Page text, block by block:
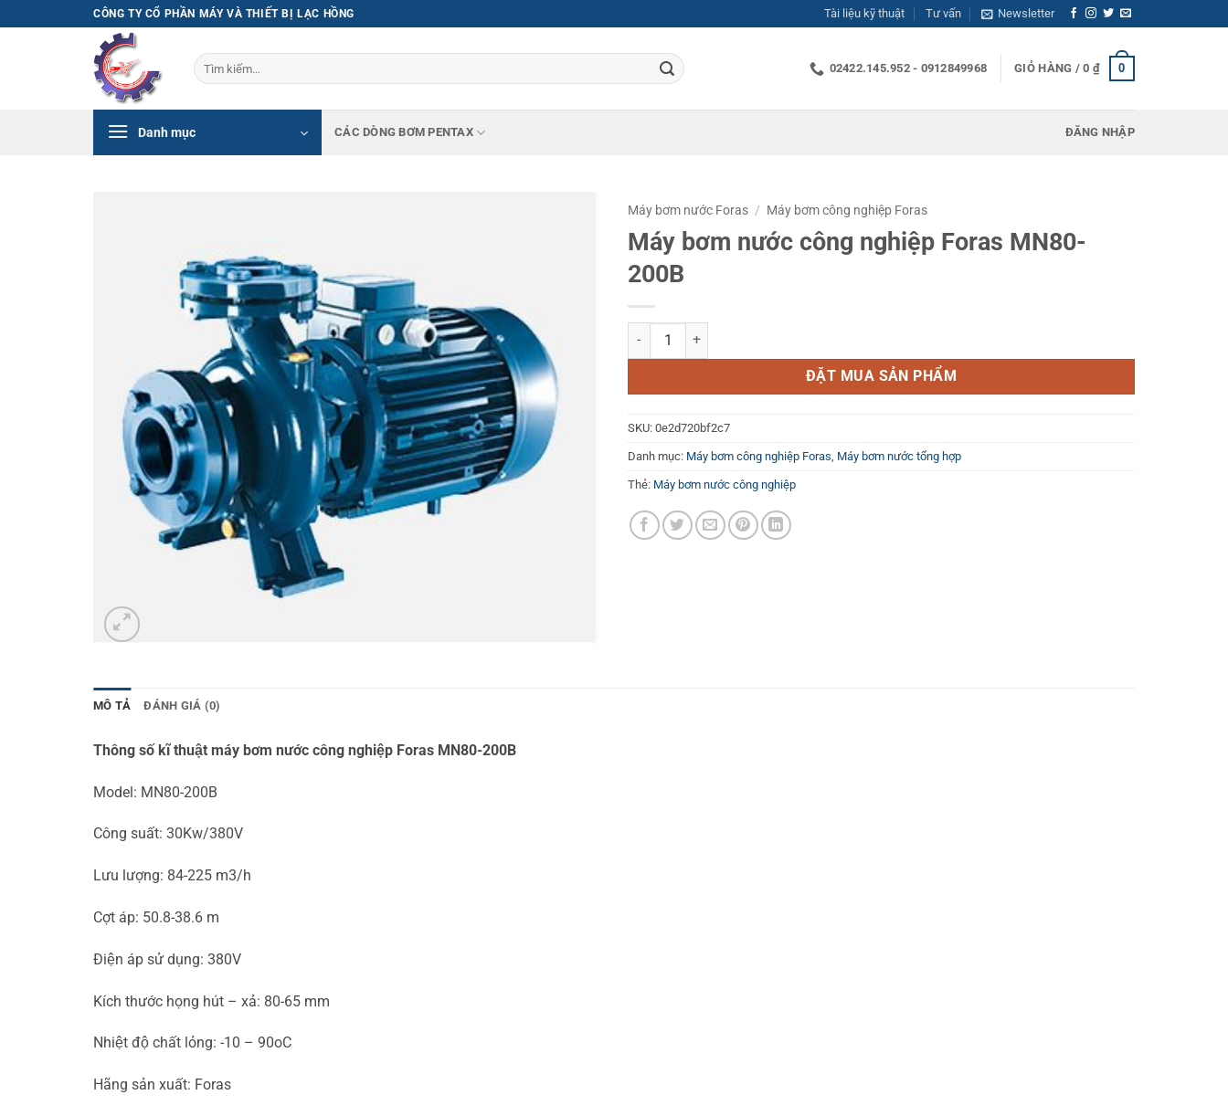
qua
CÔNG TY CỔ PHẦN MÁY VÀ THIẾT BỊ LẠC HỒNG Tài liệu kỹ thuật Tư vấn Newsletter
Tìm
kiếm:
02422.145.952 - 0912849968 GIỎ HÀNG /0 ₫ 0
Danh mục CÁC DÒNG BƠM PENTAX ĐĂNG NHẬP
Máy bơm nước Foras / Máy bơm công nghiệp Foras
Máy bơm nước công nghiệp Foras MN80-
200B
Máy bơm nước công nghiệp Foras MN80-200B số lượng
ĐẶT MUA SẢN PHẨM
SKU: 0e2d720bf2c7
Danh mục: Máy bơm công nghiệp Foras Máy bơm nước tổng hợp
Thẻ: Máy bơm nước công nghiệp
MÔ TẢ ĐÁNH GIÁ (0)
Thông số kĩ thuật máy bơm nước công nghiệp Foras MN80-200B
Model: MN80-200B
Công suất: 30Kw/380V
Lưu lượng: 84-225 m3/h
Cợt áp: 50.8-38.6 m
Điện áp sử dụng: 380V
Kích thước họng hút – xả: 80-65 mm
Nhiệt độ chất lỏng: -10 – 90oC
Hãng sản xuất: Foras